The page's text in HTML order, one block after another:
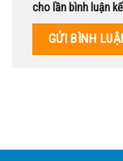
cho lần bình luận